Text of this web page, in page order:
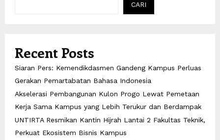
CARI
Recent Posts
Siaran Pers: Kemendikdasmen Gandeng Kampus Perluas
Gerakan Pemartabatan Bahasa Indonesia
Akselerasi Pembangunan Kulon Progo Lewat Pemetaan
Kerja Sama Kampus yang Lebih Terukur dan Berdampak
UNTIRTA Resmikan Kantin Hijrah Lantai 2 Fakultas Teknik,
Perkuat Ekosistem Bisnis Kampus